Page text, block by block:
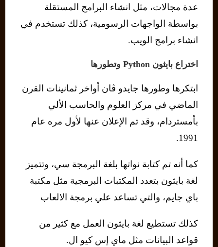
عدة مجالات، مثل انشاء البرامج المستقلة
بواسطة الواجهات الرسومية، كذلك تستخدم في
انشاء برامج الويب.
اختراع بايثون Python وتطورها
ابتكرها وطورها جايدو ڤان أواخر ثمانينات القرن
الماضي في مركز العلوم والحاسب الألي
بأمستردام، وقد تم الإعلان عنها لأول مره عام
1991.
كما أنه تم كتابة نواتها بلغة البرمجة سي، وتتميز
لغة بايثون بتعدد المكتبات البرمجية مثل مكتبة
باي جايم، والتي تساعد علي برمجة الالعاب
كذلك تستطيع لغة بايثون العمل مع كثير من
قواعد البيانات مثل ماي إس كيو ال.